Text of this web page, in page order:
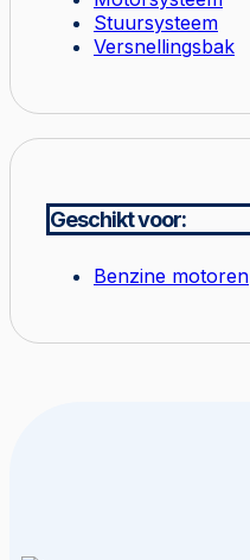
Stuursysteem
Versnellingsbak
Geschikt voor:
Benzine motoren